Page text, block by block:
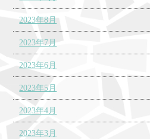
2023年8月
2023年7月
2023年6月
2023年5月
2023年4月
2023年3月